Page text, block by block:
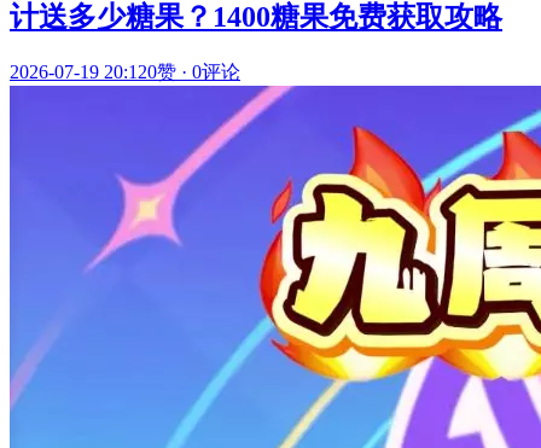
计送多少糖果？1400糖果免费获取攻略
2026-07-19 20:120赞 · 0评论